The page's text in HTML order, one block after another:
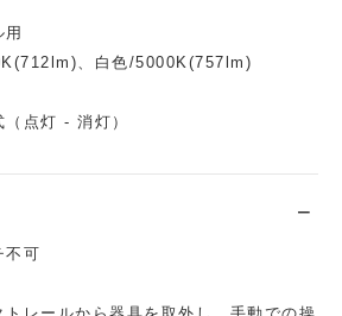
、白色/5000K(757lm)
点灯 - 消灯）
可